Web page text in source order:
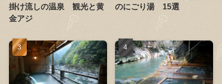
掛け流しの温泉 観光と黄
金アジ
のにごり湯 15選